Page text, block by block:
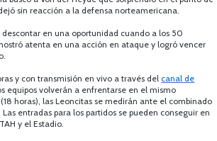
sin reacción a la defensa norteamericana.
descontar en una oportunidad cuando a los 50
atenta en una acción en ataque y logró vencer
y con transmisión en vivo a través del canal de
equipos volverán a enfrentarse en el mismo
horas), las Leoncitas se medirán ante el combinado
Las entradas para los partidos se pueden conseguir en
y el Estadio.